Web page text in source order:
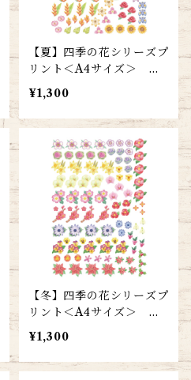
【夏】四季の花シリーズプ
リント＜A4サイズ＞ 送
料込み
¥1,300
【冬】四季の花シリーズプ
リント＜A4サイズ＞ 送
料込み
¥1,300